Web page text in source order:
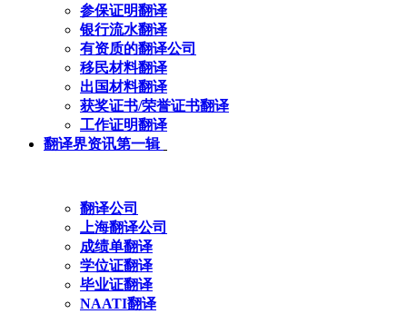
参保证明翻译
银行流水翻译
有资质的翻译公司
移民材料翻译
出国材料翻译
获奖证书/荣誉证书翻译
工作证明翻译
翻译界资讯第一辑
翻译公司
上海翻译公司
成绩单翻译
学位证翻译
毕业证翻译
NAATI翻译